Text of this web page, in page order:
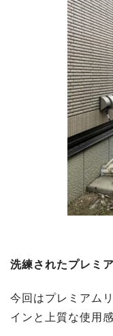
洗練されたプレミ
今回はプレミアム
インと上質な使用